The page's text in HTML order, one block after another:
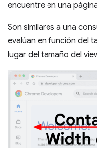
encuentre en una
Son similares a una
evalúan en función del
lugar del tamaño del